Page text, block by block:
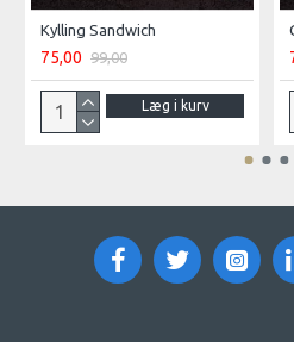
Kylling Sandwich
75,00 99,00
Læg i kurv